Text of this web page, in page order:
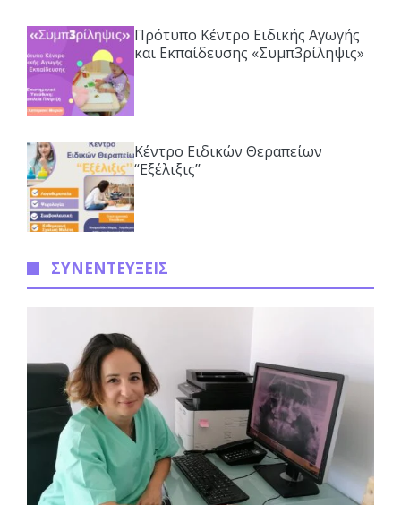
Πρότυπο Κέντρο Ειδικής Αγωγής
και Εκπαίδευσης «Συμπ3ρίληψις»
Κέντρο Ειδικών Θεραπείων
“Εξέλιξις’’
ΣΥΝΕΝΤΕΥΞΕΙΣ